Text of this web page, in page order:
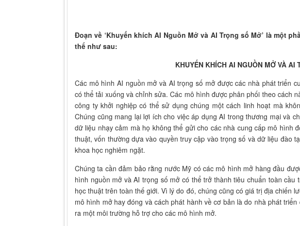
Đoạn về ‘Khuyến khích AI Nguồn Mở và AI Trọng số Mở’ là một
thể như sau:
KHUYẾN KHÍCH AI NGUỒN MỞ VÀ AI
Các mô hình AI nguồn mở và AI trọng số mở được các nhà phát triển
có thể tải xuống và chỉnh sửa. Các mô hình được phân phối theo cách
công ty khởi nghiệp có thể sử dụng chúng một cách linh hoạt mà
Chúng cũng mang lại lợi ích cho việc áp dụng AI trong thương mại và
dữ liệu nhạy cảm mà họ không thể gửi cho các nhà cung cấp mô hình
thuật, vốn thường dựa vào quyền truy cập vào trọng số và dữ liệu đào
khoa học nghiêm ngặt.
Chúng ta cần đảm bảo rằng nước Mỹ có các mô hình mở hàng đầu
hình nguồn mở và AI trọng số mở có thể trở thành tiêu chuẩn toàn
học thuật trên toàn thế giới. Vì lý do đó, chúng cũng có giá trị địa chiến
mô hình mở hay đóng và cách phát hành về cơ bản là do nhà phát
ra một môi trường hỗ trợ cho các mô hình mở.